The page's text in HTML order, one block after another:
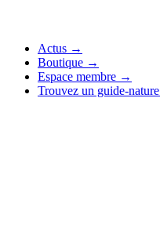
Actus →
Boutique →
Espace membre →
Trouvez un guide-nature